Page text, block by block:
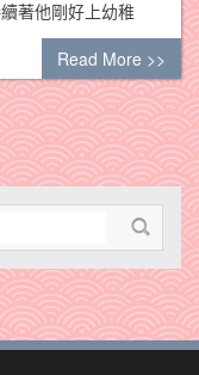
著他剛好上幼稚
Read More >>